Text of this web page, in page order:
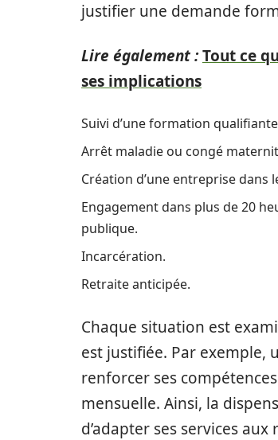
justifier une demande
Lire également :Tout ce
ses implications
Suivi d’une formation
Arrêt maladie ou congé
Création d’une entreprise dans
Engagement dans plus de 20
publique.
Incarcération.
Retraite anticipée.
Chaque situation est
est justifiée. Par
renforcer ses
mensuelle. Ainsi, la
d’adapter ses services